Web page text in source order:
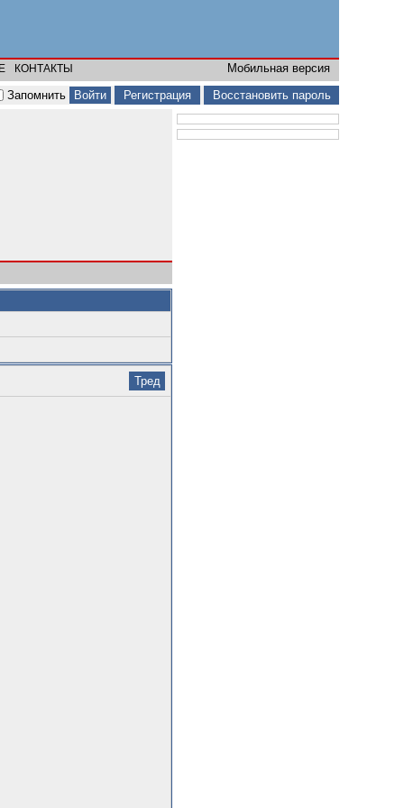
КОНТАКТЫ
Мобильная версия
Запомнить
Регистрация Восстановить пароль
Тред